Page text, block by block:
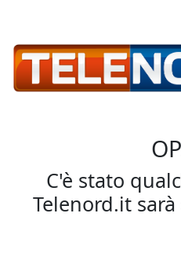
C'è stato
Telenord.it